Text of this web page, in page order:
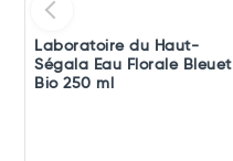
Laboratoire du Haut-
Ségala Eau Florale Bleuet
Bio 250 ml